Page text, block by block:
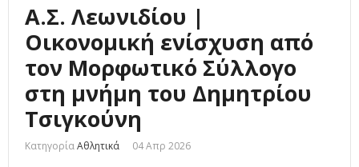
Α.Σ. Λεωνιδίου |
Οικονομική ενίσχυση από
τον Μορφωτικό Σύλλογο
στη μνήμη του Δημητρίου
Τσιγκούνη
ΚατηγορίαΑθλητικά 04 Απρ 2026